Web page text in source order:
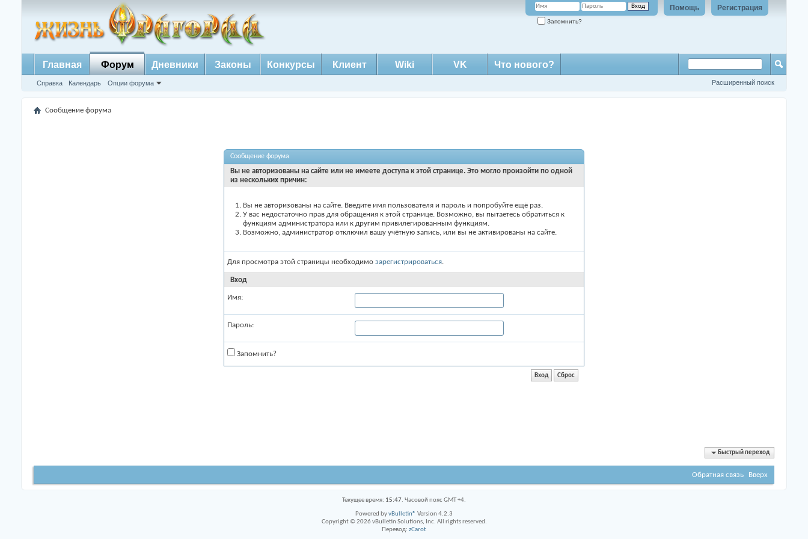
Регистрация
Помощь
Запомнить?
Главная Форум
Справка Календарь Опции форума
Дневники Законы Конкурсы Клиент Wiki VK Что нового?
Расширенный поиск
Сообщение форума
Сообщение форума
Вы не авторизованы на сайте или не имеете доступа к этой странице. Это могло произойти по одной
из нескольких причин:
Вы не авторизованы на сайте. Введите имя пользователя и пароль и попробуйте ещё раз.
У вас недостаточно прав для обращения к этой странице. Возможно, вы пытаетесь обратиться к
функциям администратора или к другим привилегированным функциям.
Возможно, администратор отключил вашу учётную запись, или вы не активированы на сайте.
Для просмотра этой страницы необходимо зарегистрироваться.
Вход
Имя:
Пароль:
Запомнить?
Быстрый переход
Обратная связь Вверх
Текущее время: 15:47. Часовой пояс GMT +4.
Powered byvBulletin® Version 4.2.3
Copyright © 2026 vBulletin Solutions, Inc. All rights reserved.
Перевод: zCarot